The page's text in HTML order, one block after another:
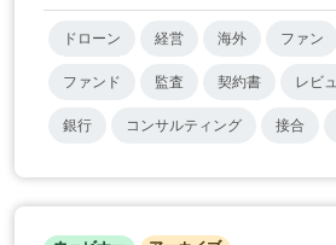
ドローン 経営 海外 ファン
ファンド 監査 契約書 レビ
銀行 コンサルティング 接合